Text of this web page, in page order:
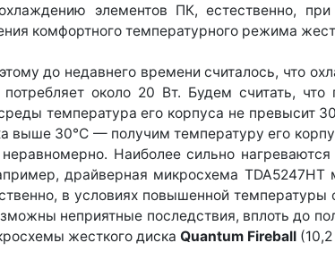
элементов ПК, естественно,
комфортного температурного режима
до недавнего времени считалось, что
около 20 Вт. Будем считать, что
температура его корпуса не превысит
выше 30°С — получим температуру его
Наиболее сильно
драйверная микросхема TDA5247НТ
в условиях повышенной
неприятные последствия, вплоть до
жесткого диска Quantum Fireball